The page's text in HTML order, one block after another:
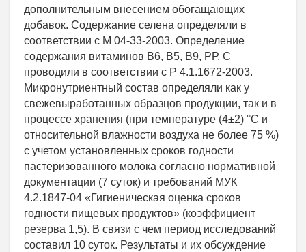
дополнительным внесением обогащающих
добавок. Содержание селена определяли в
соответствии с М 04-33-2003. Определение
содержания витаминов В6, В5, В9, РР, С
проводили в соответствии с Р 4.1.1672-2003.
Микронутриентный состав определяли как у
свежевыработанных образцов продукции, так и в
процессе хранения (при температуре (4±2) °С и
относительной влажности воздуха не более 75 %)
с учетом установленных сроков годности
пастеризованного молока согласно нормативной
документации (7 суток) и требований МУК
4.2.1847-04 «Гигиеническая оценка сроков
годности пищевых продуктов» (коэффициент
резерва 1,5). В связи с чем период исследований
составил 10 суток. Результаты и их обсуждение